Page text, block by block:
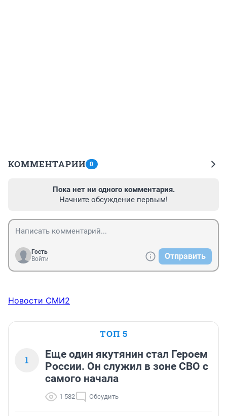
КОММЕНТАРИИ 0
Пока нет ни одного комментария.
Начните обсуждение первым!
Гость
Войти
Отправить
Новости СМИ2
ТОП 5
1
Еще один якутянин стал Героем
России. Он служил в зоне СВО с
самого начала
1 582 Обсудить